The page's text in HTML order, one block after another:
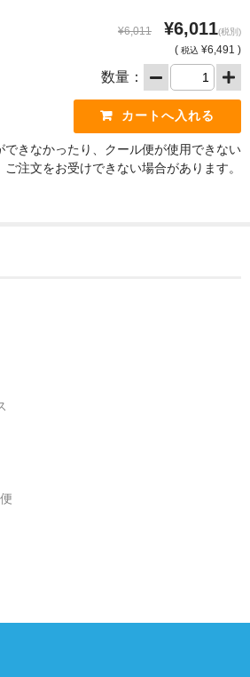
¥6,011 ¥6,011(税別)
( 税込 ¥6,491 )
数量：
きなかったり、クール便が使用できない
ご注文をお受けできない場合があります。